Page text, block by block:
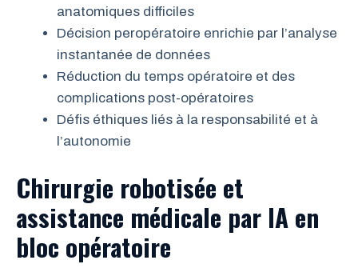
anatomiques difficiles
Décision peropératoire enrichie par l’analyse
instantanée de données
Réduction du temps opératoire et des
complications post-opératoires
Défis éthiques liés à la responsabilité et à
l’autonomie
Chirurgie robotisée et
assistance médicale par IA en
bloc opératoire